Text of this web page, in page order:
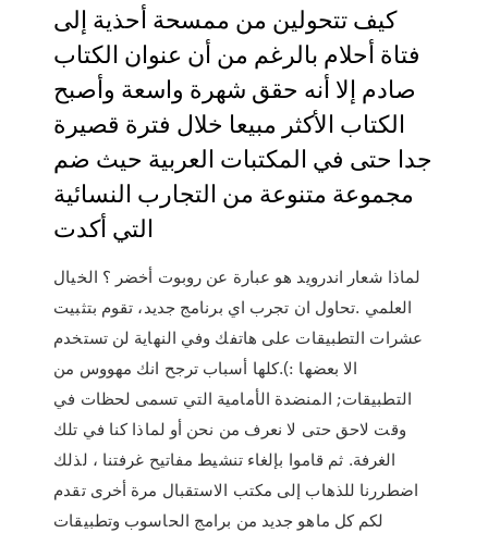
كيف تتحولين من ممسحة أحذية إلى
فتاة أحلام بالرغم من أن عنوان الكتاب
صادم إلا أنه حقق شهرة واسعة وأصبح
الكتاب الأكثر مبيعا خلال فترة قصيرة
جدا حتى في المكتبات العربية حيث ضم
مجموعة متنوعة من التجارب النسائية
التي أكدت
لماذا شعار اندرويد هو عبارة عن روبوت أخضر ؟ الخيال
العلمي .تحاول ان تجرب اي برنامج جديد، تقوم بتثبيت
عشرات التطبيقات على هاتفك وفي النهاية لن تستخدم
الا بعضها :).كلها أسباب ترجح انك مهووس من
التطبيقات; المنضدة الأمامية التي تسمى لحظات في
وقت لاحق حتى لا نعرف من نحن أو لماذا كنا في تلك
الغرفة. ثم قاموا بإلغاء تنشيط مفاتيح غرفتنا ، لذلك
اضطررنا للذهاب إلى مكتب الاستقبال مرة أخرى تقدم
لكم كل ماهو جديد من برامج الحاسوب وتطبيقات